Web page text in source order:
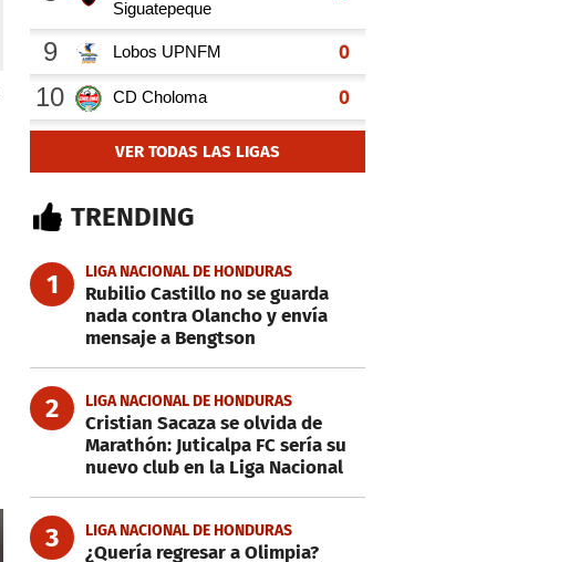
VER TODAS LAS LIGAS
TRENDING
1 LIGA NACIONAL DE HONDURAS
Rubilio Castillo no se guarda
nada contra Olancho y envía
mensaje a Bengtson
2 LIGA NACIONAL DE HONDURAS
Cristian Sacaza se olvida de
Marathón: Juticalpa FC sería su
nuevo club en la Liga Nacional
3 LIGA NACIONAL DE HONDURAS
¿Quería regresar a Olimpia?